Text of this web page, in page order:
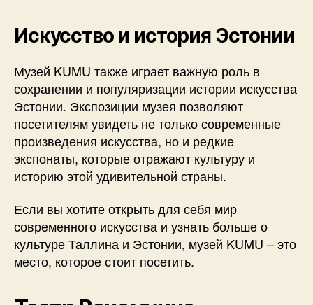
Искусство и история Эстонии
Музей KUMU также играет важную роль в
сохранении и популяризации истории искусства
Эстонии. Экспозиции музея позволяют
посетителям увидеть не только современные
произведения искусства, но и редкие
экспонаты, которые отражают культуру и
историю этой удивительной страны.
Если вы хотите открыть для себя мир
современного искусства и узнать больше о
культуре Таллина и Эстонии, музей KUMU – это
место, которое стоит посетить.